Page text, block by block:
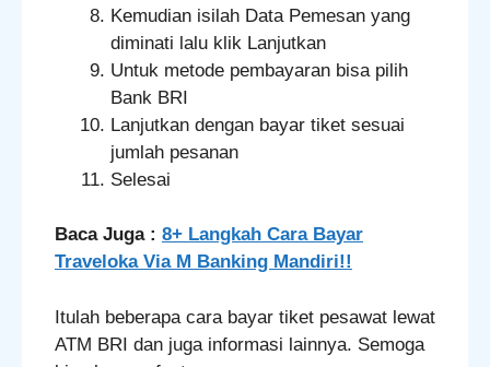
Kemudian isilah Data Pemesan yang
diminati lalu klik Lanjutkan
Untuk metode pembayaran bisa pilih
Bank BRI
Lanjutkan dengan bayar tiket sesuai
jumlah pesanan
Selesai
Baca Juga : 8+ Langkah Cara Bayar
Traveloka Via M Banking Mandiri!!
Itulah beberapa cara bayar tiket pesawat lewat
ATM BRI dan juga informasi lainnya. Semoga